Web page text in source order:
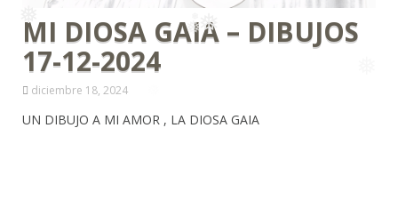
❅
❅
❅
❅
MI DIOSA GAIA – DIBUJOS
17-12-2024
diciembre 18, 2024
UN DIBUJO A MI AMOR , LA DIOSA GAIA